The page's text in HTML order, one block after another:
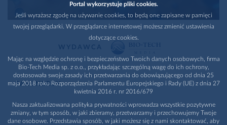
PARTNERZY
Portal wykorzystuje pliki cookies.
Jeśli wyrażasz zgodę na używanie cookies, to będą one zapisane w pamięci
twojej przeglądarki. W przeglądarce internetowej możesz zmienić ustawienia
dotyczące cookies.
Mając na względzie ochronę i bezpieczeństwo Twoich danych osobowych, firma
Bio-Tech Media sp. z o.o., przykładając szczególną wagę do ich ochrony,
dostosowała swoje zasady ich przetwarzania do obowiązującego od dnia 25
maja 2018 roku Rozporządzenia Parlamentu Europejskiego i Rady (UE) z dnia 27
kwietnia 2016 r. nr 2016/679
Nasza zaktualizowana polityka prywatności wprowadza wszystkie pozytywne
zmiany, w tym sposób, w jaki zbieramy, przetwarzamy i przechowujemy Twoje
dane osobowe. Przedstawia sposób, w jaki możesz się z nami skontaktować, aby